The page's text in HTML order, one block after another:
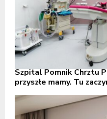
Szpital Pomnik Chrztu
przyszłe mamy. Tu